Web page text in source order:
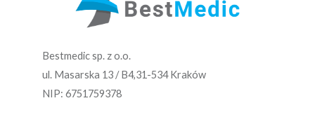
Bestmedic sp. z o.o.
ul. Masarska 13 / B4,31-534 Kraków
NIP: 6751759378